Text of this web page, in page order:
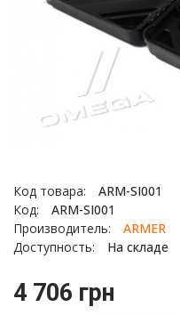
Код товара:
ARM-SI001
Код:
ARM-SI001
Производитель:
ARMER
Доступность:
На складе
4 706 грн